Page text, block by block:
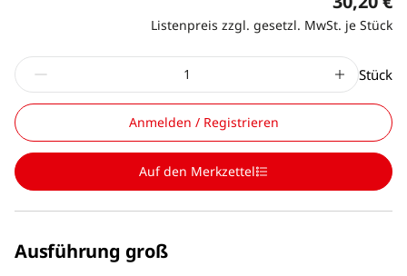
Listenpreis zzgl. gesetzl. MwSt. je Stück
Stück
Anmelden / Registrieren
Auf den Merkzettel
Ausführung groß